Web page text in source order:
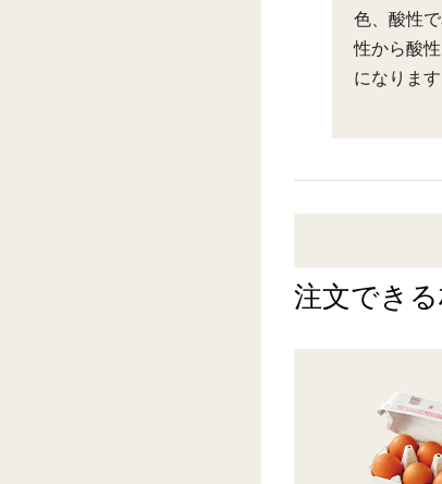
色、酸性
性から酸
になります
注文でき